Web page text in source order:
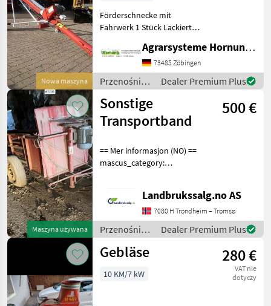
Nowa maszyna
Förderschnecke mit
Fahrwerk 1 Stück Lackierte
12.30 m – Durchmesser 200
mm - Leistung 50 t
Agrarsysteme Hornung GmbH & Co. KG
73485 Zöbingen
Przenośniki
/ Sonstige
Dealer Premium Plus
Maszyna używana
Sonstige
Transportband
500 €
== Mer informasjon (NO) ==
mascus_category:
upon request: 7206 See
en.landbrukssalg.no/7206
for more images Beskri
Landbrukssalg.no AS
7080 H Trondheim – Tromsø
Przenośniki
/ Sonstige
Dealer Premium Plus
Gebläse 280 €
VAT nie
dotyczy
10 KM/7 kW